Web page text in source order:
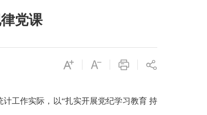
党课
工作实际，以“扎实开展党纪学习教育 持